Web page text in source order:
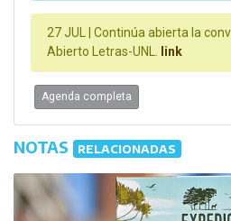
27 JUL | Continúa abierta la
Abierto Letras-UNL. link
Agenda completa
NOTAS RELACIONADAS